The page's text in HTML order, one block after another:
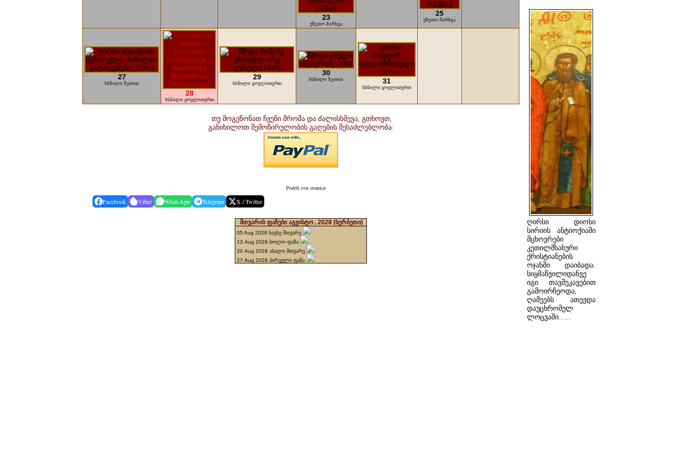
ღირსი დიოსი
სირიის ანტიოქიაში
მცხოვრები
კეთილმსახური
ქრისტიანების
ოჯახში დაიბადა.
სიყმაწვილიდანვე
იგი თავშეკავებით
გამოირჩეოდა,
ღამეებს ათევდა
დაუცხრომელ
ლოცვაში......
23
უზეთო მარხვა
25
უზეთო მარხვა
27
ხსნილი ზეთით
28
ხსნილი ყოვლითურთ
29
ხსნილი ყოვლითურთ
30
ხსნილი ზეთით 31
ხსნილი ყოვლითურთ
თუ მოგეწონათ ჩვენი შრომა და ძალისხმევა, გთხოვთ,
განიხილოთ შემოწირულობის გაღების შესაძლებლობა:
Podeli ovu stranicu
Facebook Viber WhatsApp Telegram X / Twitter
მთვარის ფაზები აგვისტო , 2028 (სერბეთი)
05 Aug 2028 სავსე მთვარე
13 Aug 2028 ბოლო ფაზა
20 Aug 2028 ახალი მთვარე
27 Aug 2028 პირველი ფაზა